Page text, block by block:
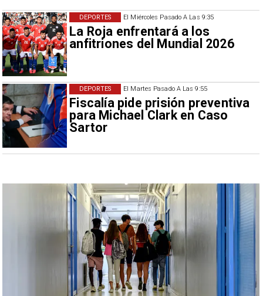
El Miércoles Pasado A Las 9:35
La Roja enfrentará a los
anfitriones del Mundial 2026
DEPORTES
El Martes Pasado A Las 9:55
Fiscalía pide prisión preventiva
para Michael Clark en Caso
Sartor
DEPORTES